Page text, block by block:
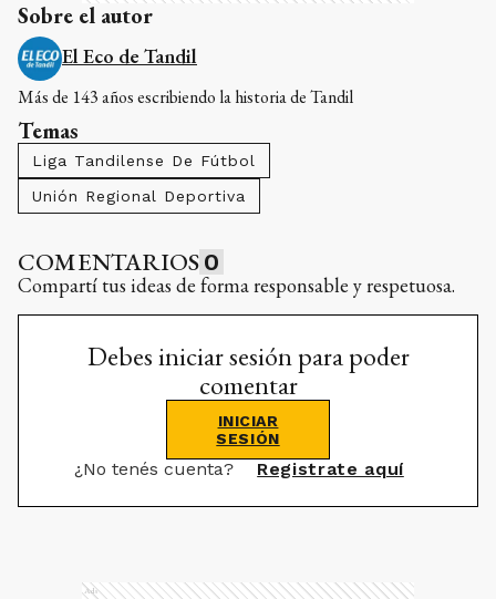
Sobre el autor
El Eco de Tandil
Más de 143 años escribiendo la historia de Tandil
Temas
Liga Tandilense De Fútbol
Unión Regional Deportiva
COMENTARIOS 0
Compartí tus ideas de forma responsable y respetuosa.
Debes iniciar sesión para poder
comentar
INICIAR
SESIÓN
¿No tenés cuenta? Registrate aquí
Ads